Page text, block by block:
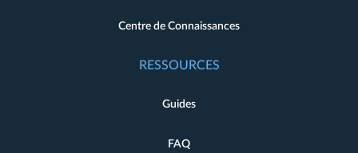
Centre de Connaissances
RESSOURCES
Guides
FAQ